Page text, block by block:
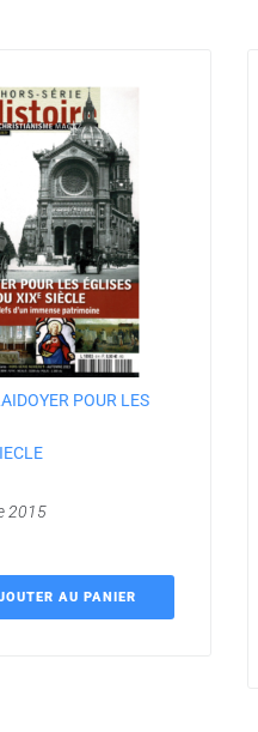
POUR LES
2015
AU PANIER